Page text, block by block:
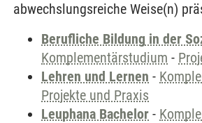
abwechslungsreiche Weise(n)
Berufliche Bildung in der
Komplementärstudium -
Lehren und Lernen -
Projekte und Praxis
Leuphana Bachelor -